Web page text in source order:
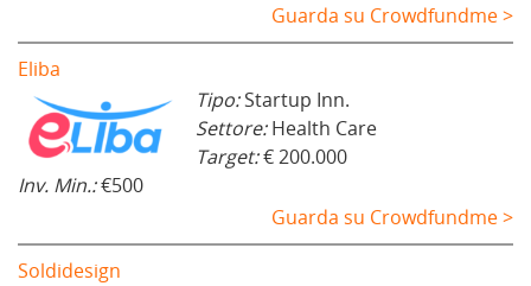
Guarda su Crowdfundme >
Eliba
Tipo:Startup Inn.
Settore:Health Care
Target:€ 200.000
Inv. Min.:€500
Guarda su Crowdfundme >
Soldidesign